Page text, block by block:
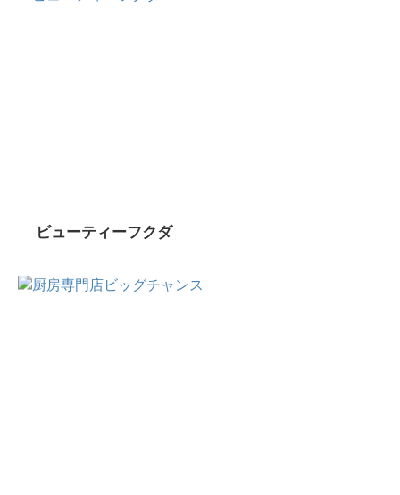
ビューティーフクダ